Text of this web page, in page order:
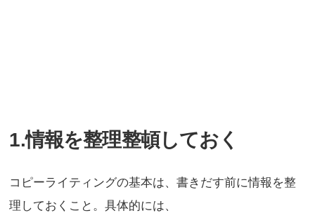
1.情報を整理整頓しておく
コピーライティングの基本は、書きだす前に情報を整
理しておくこと。具体的には、